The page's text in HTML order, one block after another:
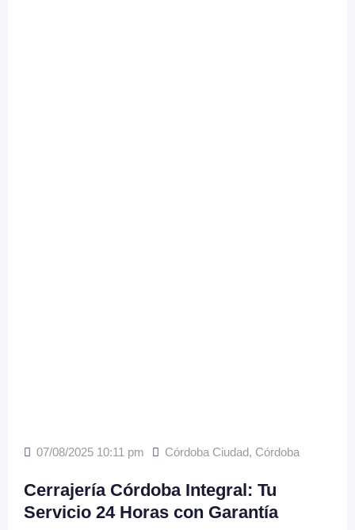
07/08/2025 10:11 pm Córdoba Ciudad, Córdoba
Cerrajería Córdoba Integral: Tu
Servicio 24 Horas con Garantía